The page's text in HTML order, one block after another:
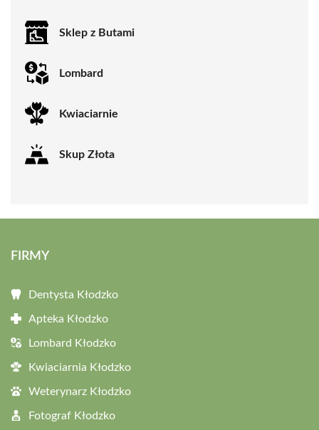
Sklep z Butami
Lombard
Kwiaciarnie
Skup Złota
FIRMY
Dentysta Kłodzko
Apteka Kłodzko
Lombard Kłodzko
Kwiaciarnia Kłodzko
Weterynarz Kłodzko
Fotograf Kłodzko